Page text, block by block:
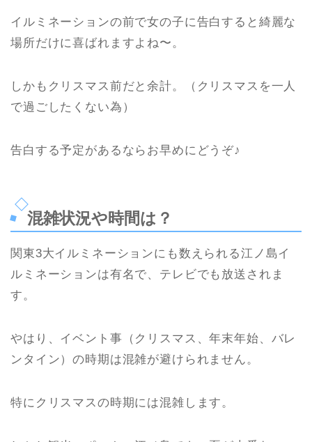
イルミネーションの前で女の子に告白すると綺麗な
場所だけに喜ばれますよね〜。
しかもクリスマス前だと余計。（クリスマスを一人
で過ごしたくない為）
告白する予定があるならお早めにどうぞ♪
混雑状況や時間は？
関東3大イルミネーションにも数えられる江ノ島イ
ルミネーションは有名で、テレビでも放送されま
す。
やはり、イベント事（クリスマス、年末年始、バレ
ンタイン）の時期は混雑が避けられません。
特にクリスマスの時期には混雑します。